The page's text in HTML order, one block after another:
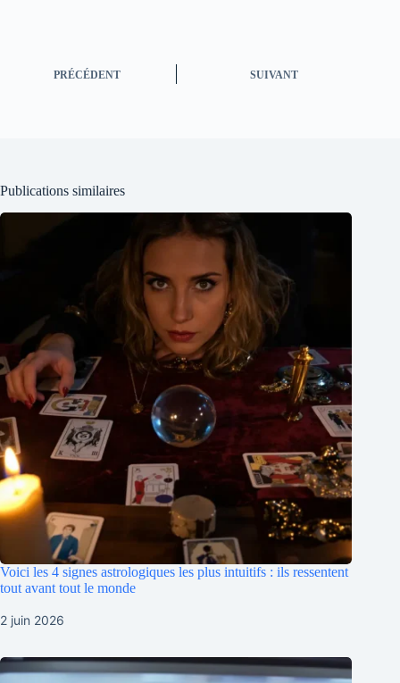
PRÉCÉDENT SUIVANT
Publications similaires
Voici les 4 signes astrologiques les plus intuitifs : ils ressentent
tout avant tout le monde
2 juin 2026